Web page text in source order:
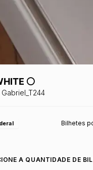
⚪️
Gabriel_T244
Bilhetes
A QUANTIDADE DE